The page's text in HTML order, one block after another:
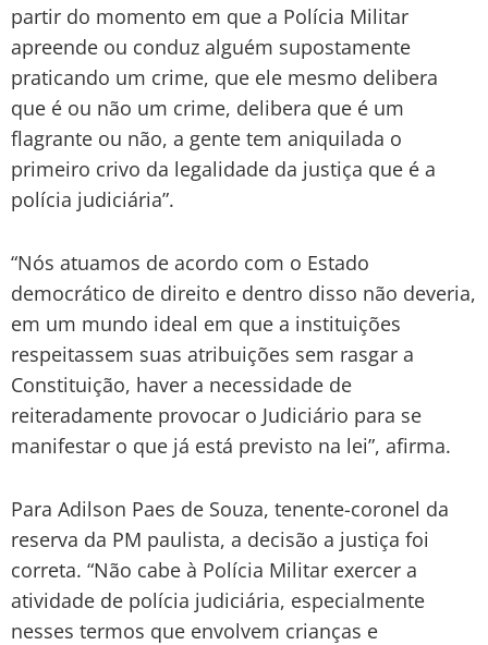
partir do momento em que a Polícia Militar
apreende ou conduz alguém supostamente
praticando um crime, que ele mesmo delibera
que é ou não um crime, delibera que é um
flagrante ou não, a gente tem aniquilada o
primeiro crivo da legalidade da justiça que é a
polícia judiciária”.
“Nós atuamos de acordo com o Estado
democrático de direito e dentro disso não deveria,
em um mundo ideal em que a instituições
respeitassem suas atribuições sem rasgar a
Constituição, haver a necessidade de
reiteradamente provocar o Judiciário para se
manifestar o que já está previsto na lei”, afirma.
Para Adilson Paes de Souza, tenente-coronel da
reserva da PM paulista, a decisão a justiça foi
correta. “Não cabe à Polícia Militar exercer a
atividade de polícia judiciária, especialmente
nesses termos que envolvem crianças e